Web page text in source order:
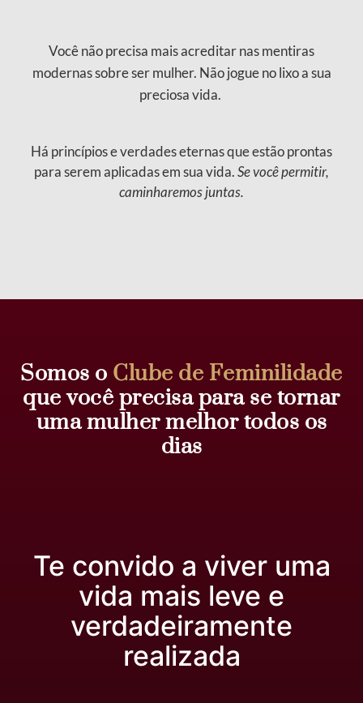
Você não precisa mais acreditar nas mentiras
modernas sobre ser mulher. Não jogue no lixo a sua
preciosa vida.
Há princípios e verdades eternas que estão prontas
para serem aplicadas em sua vida.Se você permitir,
caminharemos juntas.
Somos o Clube de Feminilidade
que você precisa para se tornar
uma mulher melhor todos os
dias
Te convido a viver uma
vida mais leve e
verdadeiramente
realizada